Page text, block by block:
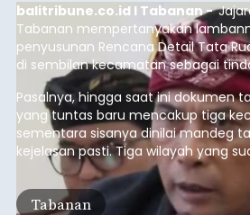
balitribune.co.id I Tabanan -
Tabanan mempertanyakan
penyusunan Rencana Detail Tata
di sembilan kecamatan sebagai
pelaksanaan RTRW.
Pasalnya, hingga saat ini dokumen
yang tuntas baru mencakup tiga
sementara sisanya dinilai mandeg
kejelasan pasti. Tiga wilayah yang
RDTR tersebut meliputi Kecamatan
Tabanan, dan Selemadeg Barat.
Tabanan